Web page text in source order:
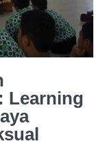
Learning